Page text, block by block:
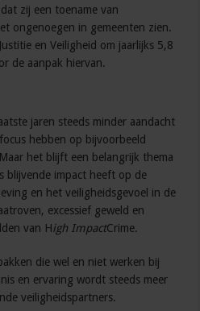
zij een toename van
ongenoegen in gemeenten zien.
en Veiligheid om jaarlijks 5,8
de aanpak hiervan.
jaren steeds minder aandacht
hebben op bijvoorbeeld
het blijft een belangrijk thema
blijvende impact heeft op de
en het veiligheidsgevoel in de
excessief geweld en
van High ImpactCrime.
die wel en niet werken bij
en ervaring wordt steeds meer
veiligheidspartners.